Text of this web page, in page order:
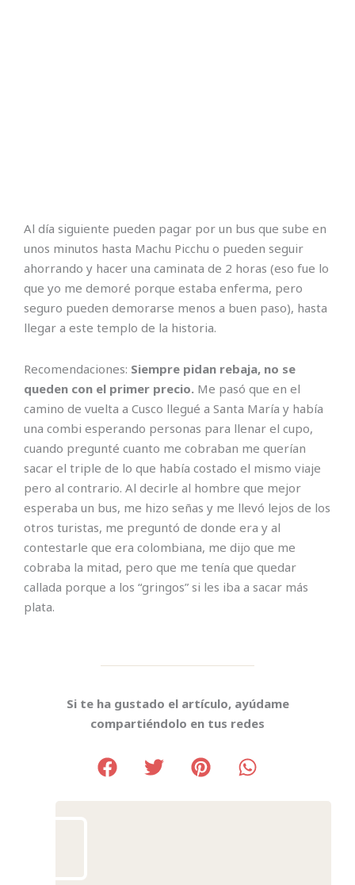
Al día siguiente pueden pagar por un bus que sube en
unos minutos hasta Machu Picchu o pueden seguir
ahorrando y hacer una caminata de 2 horas (eso fue lo
que yo me demoré porque estaba enferma, pero
seguro pueden demorarse menos a buen paso), hasta
llegar a este templo de la historia.
Recomendaciones: Siempre pidan rebaja, no se
queden con el primer precio. Me pasó que en el
camino de vuelta a Cusco llegué a Santa María y había
una combi esperando personas para llenar el cupo,
cuando pregunté cuanto me cobraban me querían
sacar el triple de lo que había costado el mismo viaje
pero al contrario. Al decirle al hombre que mejor
esperaba un bus, me hizo señas y me llevó lejos de los
otros turistas, me preguntó de donde era y al
contestarle que era colombiana, me dijo que me
cobraba la mitad, pero que me tenía que quedar
callada porque a los “gringos” si les iba a sacar más
plata.
Si te ha gustado el artículo, ayúdame
compartiéndolo en tus redes